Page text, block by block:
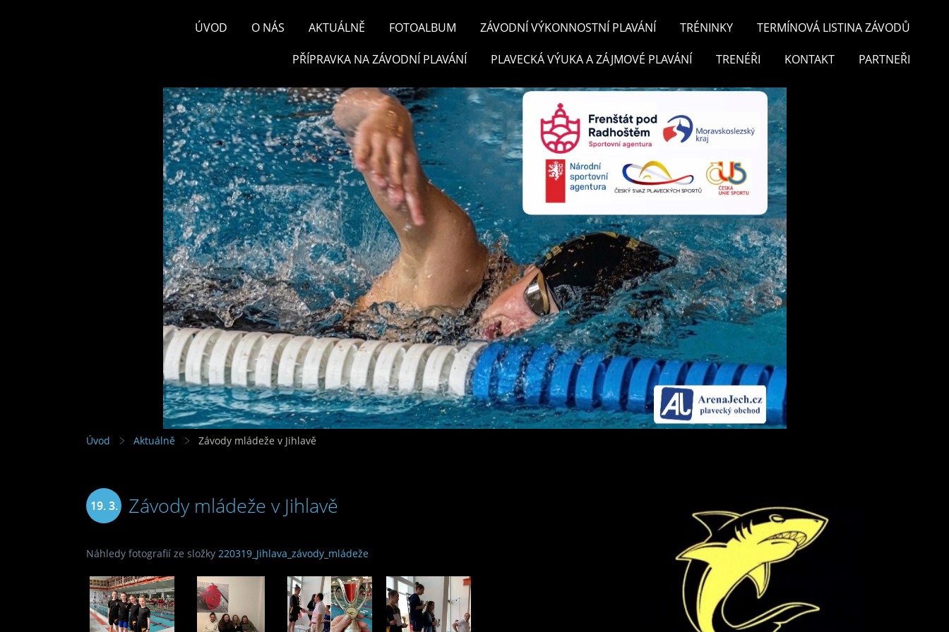
ÚVOD O NÁS AKTUÁLNĚ FOTOALBUM ZÁVODNÍ VÝKONNOSTNÍ PLAVÁNÍ TRÉNINKY TERMÍNOVÁ LISTINA ZÁVODŮ
PŘÍPRAVKA NA ZÁVODNÍ PLAVÁNÍ PLAVECKÁ VÝUKA A ZÁJMOVÉ PLAVÁNÍ TRENÉŘI KONTAKT PARTNEŘI
Úvod Aktuálně Závody mládeže v Jihlavě
19. 3. Závody mládeže v Jihlavě
Náhledy fotografií ze složky 220319_Jihlava_závody_mládeže